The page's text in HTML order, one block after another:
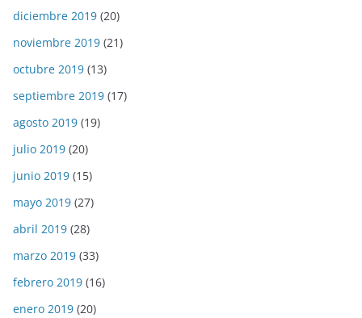
diciembre 2019 (20)
noviembre 2019 (21)
octubre 2019 (13)
septiembre 2019 (17)
agosto 2019 (19)
julio 2019 (20)
junio 2019 (15)
mayo 2019 (27)
abril 2019 (28)
marzo 2019 (33)
febrero 2019 (16)
enero 2019 (20)